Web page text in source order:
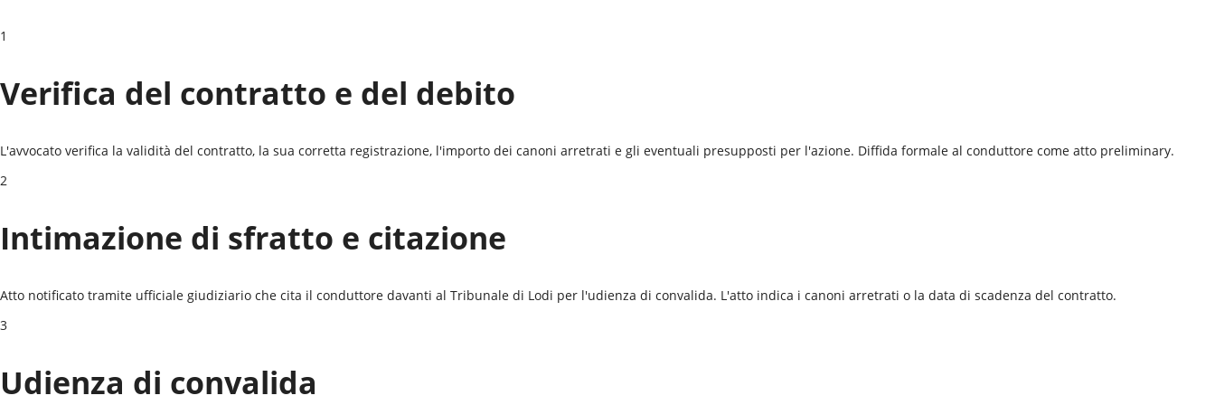
1
Verifica del contratto e del debito
L'avvocato verifica la validità del contratto, la sua corretta registrazione, l'importo dei canoni arretrati e gli eventuali presupposti per l'azione. Diffida formale al conduttore come atto preliminary.
2
Intimazione di sfratto e citazione
Atto notificato tramite ufficiale giudiziario che cita il conduttore davanti al Tribunale di Lodi per l'udienza di convalida. L'atto indica i canoni arretrati o la data di scadenza del contratto.
3
Udienza di convalida